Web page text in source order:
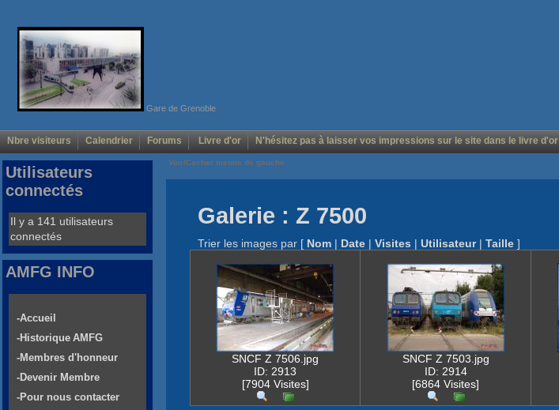
Gare de Grenoble
Nbre visiteurs Calendrier Forums Livre d'or N'hésitez pas à laisser vos impressions sur le site dans le livre d'or
Voir/Cacher menus de gauche
Galerie : Z 7500
Trier les images par [ Nom | Date | Visites | Utilisateur| Taille ]
SNCF Z 7506.jpg
ID: 2913
[7904 Visites]
SNCF Z 7503.jpg
ID: 2914
[6864 Visites]
Utilisateurs
connectés
Il y a 141 utilisateurs
connectés
AMFG INFO
-Accueil
-Historique AMFG
-Membres d'honneur
-Devenir Membre
-Pour nous contacter